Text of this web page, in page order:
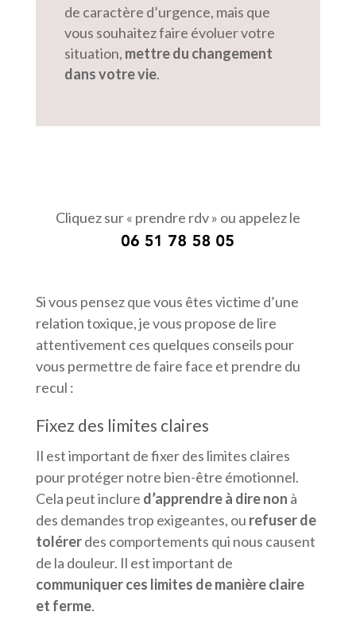
de caractère d’urgence, mais que
vous souhaitez faire évoluer votre
situation, mettre du changement
dans votre vie.
Cliquez sur « prendre rdv » ou appelez le
Si vous pensez que vous êtes victime d’une
relation toxique, je vous propose de lire
attentivement ces quelques conseils pour
vous permettre de faire face et prendre du
recul :
Fixez des limites claires
Il est important de fixer des limites claires
pour protéger notre bien-être émotionnel.
Cela peut inclure d’apprendre à dire non à
des demandes trop exigeantes, ou refuser de
tolérerdes comportements qui nous causent
de la douleur. Il est important de
communiquer ces limites de manière claire
et ferme.